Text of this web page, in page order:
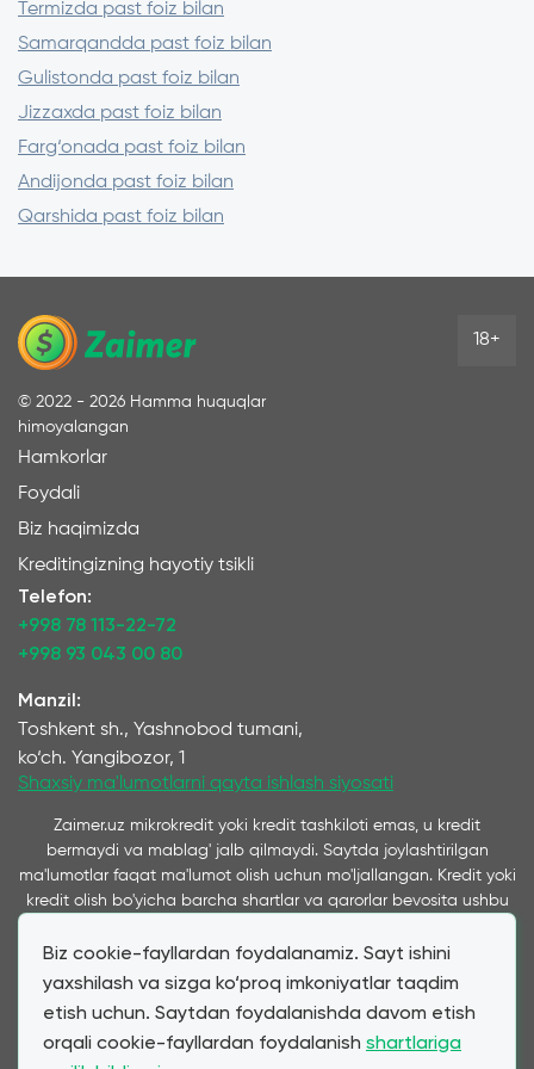
Termizda past foiz bilan
Samarqandda past foiz bilan
Gulistonda past foiz bilan
Jizzaxda past foiz bilan
Farg‘onada past foiz bilan
Andijonda past foiz bilan
Qarshida past foiz bilan
Biz cookie-fayllardan foydalanamiz. Sayt ishini
yaxshilash va sizga ko‘proq imkoniyatlar taqdim
etish uchun. Saytdan foydalanishda davom etish
orqali cookie-fayllardan foydalanish shartlariga
© 2022 - 2026 Hamma huquqlar
himoyalangan
Hamkorlar
Foydali
Biz haqimizda
Kreditingizning hayotiy tsikli
Telefon:
+998 78 113-22-72
+998 93 043 00 80
Manzil:
Toshkent sh., Yashnobod tumani,
ko‘ch. Yangibozor, 1
Shaxsiy ma'lumotlarni qayta ishlash siyosati
18+
Zaimer.uz mikrokredit yoki kredit tashkiloti emas, u kredit
bermaydi va mablag' jalb qilmaydi. Saytda joylashtirilgan
ma'lumotlar faqat ma'lumot olish uchun mo'ljallangan. Kredit yoki
kredit olish bo'yicha barcha shartlar va qarorlar bevosita ushbu
va ushbu saytda taqdim etiladi. Ta’kidlash joizki, bizning
xizmatimiz orqali taqdim etilayotgan kredit va qarz shartlari
tashkilotlari va banklar tomonidan taqdim etilgan shartlarga
to‘liq mos keladi. Zaimer.uz moliyaviy mahsulotlar narxi va